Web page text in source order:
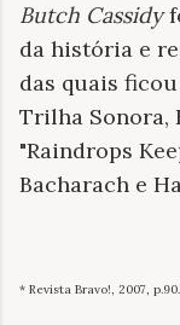
Butch Cassidy
da história e
das quais
Trilha Sonora,
"Raindrops
Bacharach e
* Revista Bravo!, 2007, p.90.